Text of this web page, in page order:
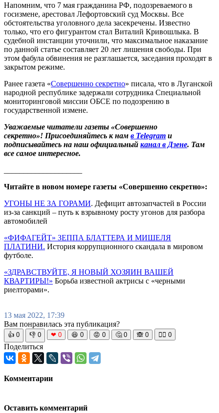
Напомним, что 7 мая гражданина РФ, подозреваемого в
госизмене, арестовал Лефортовский суд Москвы. Все
обстоятельства уголовного дела засекречены. Известно
только, что его фигурантом стал Виталий Кривошлыка. В
судебной инстанции уточнили, что максимальное наказание
по данной статье составляет 20 лет лишения свободы. При
этом фабула обвинения не разглашается, заседания проходят в
закрытом режиме.
Ранее газета «Совершенно секретно» писала, что в Луганской
народной республике задержали сотрудника Специальной
мониторинговой миссии ОБСЕ по подозрению в
государственной измене.
Уважаемые читатели газеты «Совершенно
секретно»! Присоединяйтесь к нам в Telegram и
подписывайтесь на наш официальный канал в Дзене. Там
все самое интересное.
Читайте в новом номере газеты «Совершенно секретно»:
УГОНЫ НЕ ЗА ГОРАМИ. Дефицит автозапчастей в России
из-за санкций – путь к взрывному росту угонов для разбора
автомобилей
«ФИФАГЕЙТ» ЗЕППА БЛАТТЕРА И МИШЕЛЯ
ПЛАТИНИ. История коррупционного скандала в мировом
футболе.
«ЗДРАВСТВУЙТЕ, Я НОВЫЙ ХОЗЯИН ВАШЕЙ
КВАРТИРЫ!» Борьба известной актрисы с «черными
риелторами».
13 мая 2022, 17:39
Вам понравилась эта публикация?
👍 0 👎 0 ❤ 0 😆 0 😡 0 🤔 0 🙈 0 🧘‍♀️ 0
Поделиться
Комментарии
Оставить комментарий